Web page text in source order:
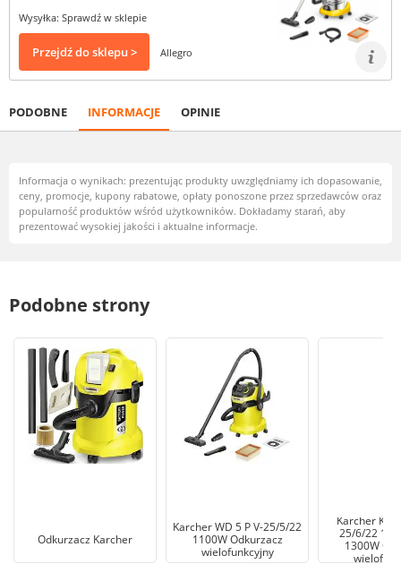
Wysyłka: Sprawdź w sklepie
Przejdź do sklepu > Allegro
PODOBNE INFORMACJE OPINIE
Informacja o wynikach: prezentując produkty uwzględniamy ich dopasowanie,
ceny, promocje, kupony rabatowe, opłaty ponoszone przez sprzedawców oraz
popularność produktów wśród użytkowników. Dokładamy starań, aby
prezentować wysokiej jakości i aktualne informacje.
Podobne strony
Odkurzacz Karcher
Karcher WD 5 P V-25/5/22
1100W Odkurzacz
wielofunkcyjny
Karcher
25/6/22
1300W